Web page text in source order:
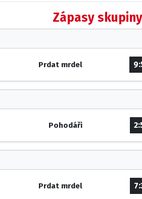
Zápasy
Prdat mrdel
Pohodáři
Prdat mrdel